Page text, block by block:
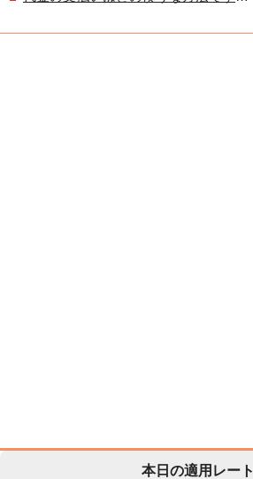
本日の適用レート